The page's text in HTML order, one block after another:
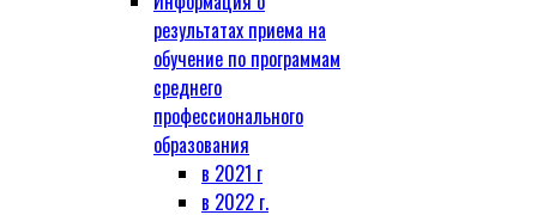
результатах приема на
обучение по программам
среднего
профессионального
образования
в 2021 г
в 2022 г.